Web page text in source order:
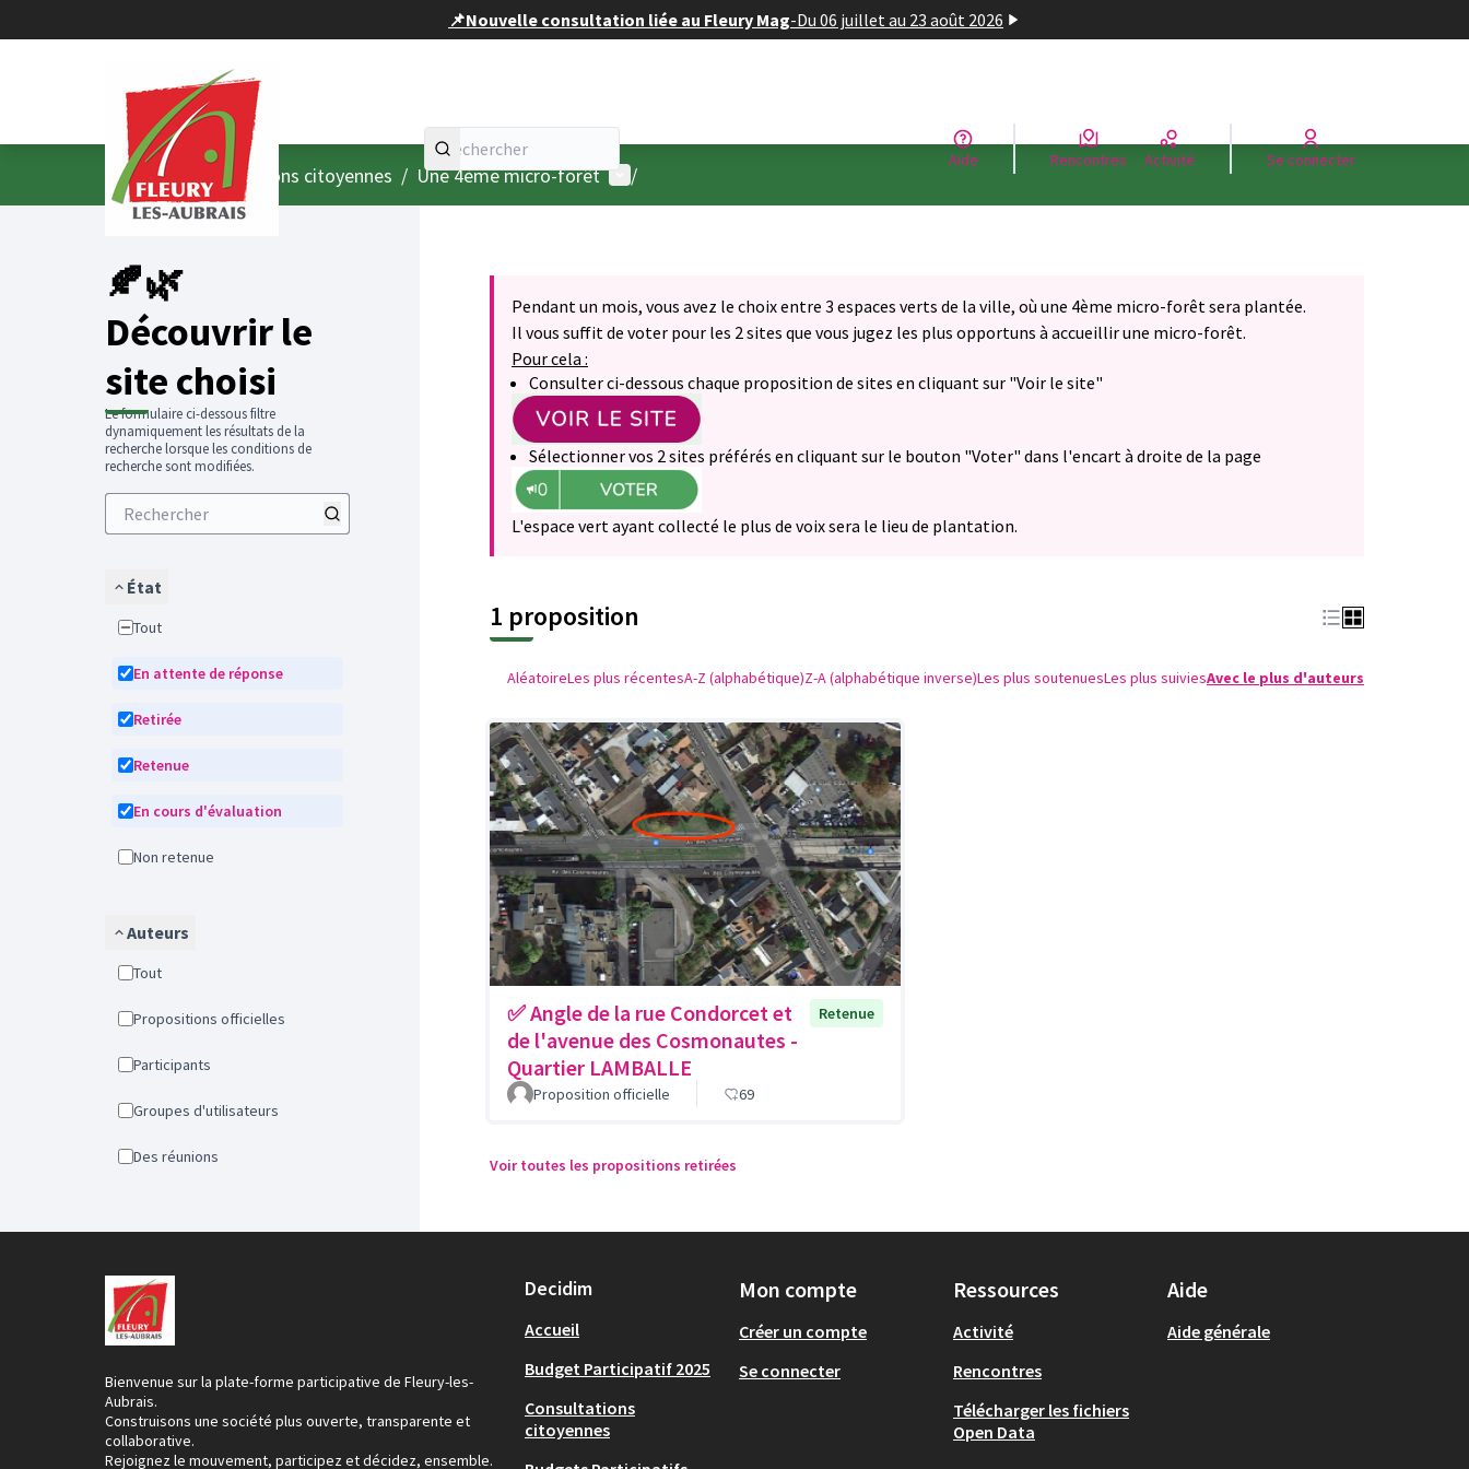
📌Nouvelle consultation liée au Fleury Mag-Du 06 juillet au 23 août 2026
Aide Rencontres Activité Se connecter
AccueilMenu principal
/ Consultations citoyennes / Une 4ème micro-forêt Menu utilisateur
/
🍂🌿
Découvrir le
site choisi
Le formulaire ci-dessous filtre
dynamiquement les résultats de la
recherche lorsque les conditions de
recherche sont modifiées.
État
Tout
En attente de réponse
Retirée
Retenue
En cours d'évaluation
Non retenue
Auteurs
Tout
Propositions officielles
Participants
Groupes d'utilisateurs
Des réunions
Pendant un mois, vous avez le choix entre 3 espaces verts de la ville, où une 4ème micro-forêt sera plantée.
Il vous suffit de voter pour les 2 sites que vous jugez les plus opportuns à accueillir une micro-forêt.
Pour cela :
Consulter ci-dessous chaque proposition de sites en cliquant sur "Voir le site"
Sélectionner vos 2 sites préférés en cliquant sur le bouton "Voter" dans l'encart à droite de la page
L'espace vert ayant collecté le plus de voix sera le lieu de plantation.
1 proposition
AléatoireLes plus récentesA-Z (alphabétique)Z-A (alphabétique inverse)Les plus soutenuesLes plus suiviesAvec le plus d'auteurs
✅ Angle de la rue Condorcet et
de l'avenue des Cosmonautes -
Quartier LAMBALLE
Retenue
Proposition officielle 69
Voir toutes les propositions retirées
Bienvenue sur la plate-forme participative de Fleury-les-
Aubrais.
Construisons une société plus ouverte, transparente et
collaborative.
Rejoignez le mouvement, participez et décidez, ensemble.
Decidim
Accueil
Budget Participatif 2025
Consultations
citoyennes
Mon compte
Créer un compte
Se connecter
Ressources
Activité
Rencontres
Télécharger les fichiers
Open Data
Aide
Aide générale